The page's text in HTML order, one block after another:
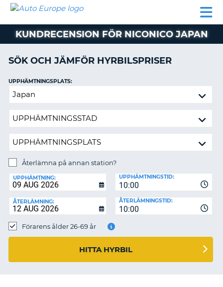
HYRBIL
HYRA
PARTNER
AUTO
EUROPE
HYRBIL
HYRA
HUSBIL
MIN
MEDLEMSINFORMATION
ADMINISTRERA
BOKNING
SVERIGE
KUNDRECENSION FÖR NICONICO JAPAN
SÖK OCH JÄMFÖR HYRBILSPRISER
Återlämna
annan
UPPHÄMTNINGSPLATS:
Återlämna på annan station?
UPPHÄMTNING:
10:00
UPPHÄMTNINGSTID:
ÅTERLÄMNING:
10:00
ÅTERLÄMNINGSTID:
Förarens ålder 26-69 år
HITTA HYRBIL